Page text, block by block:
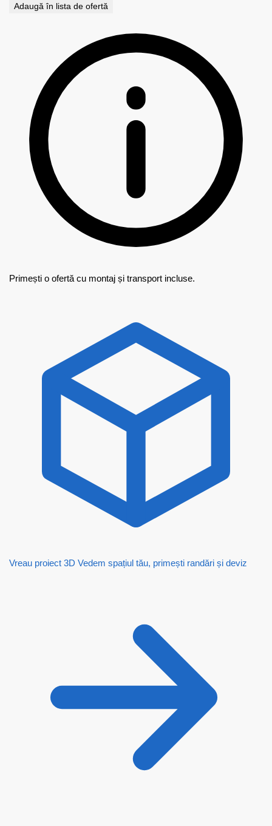
Adaugă în lista de ofertă
Primești o ofertă cu montaj și transport incluse.
Vreau proiect 3D Vedem spațiul tău, primești randări și deviz